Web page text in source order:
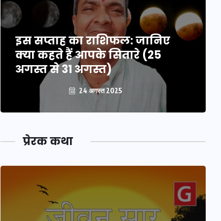
इस सप्ताह का राशिफल: जानिए
क्या कहते हैं आपके सितारे (25
अगस्त से 31 अगस्त)
24 अगस्त 2025
प्रेरक कथा